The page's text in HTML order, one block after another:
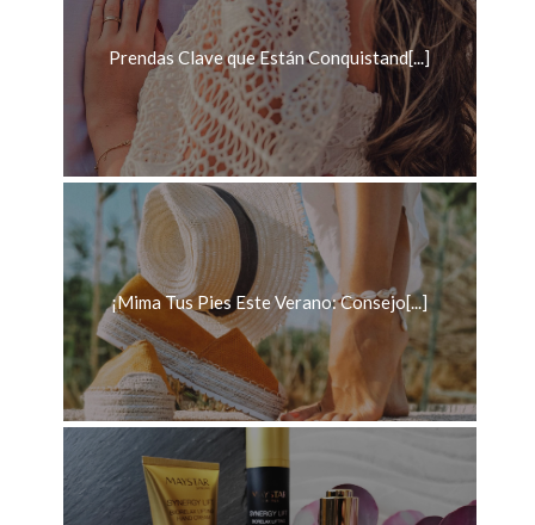
Prendas Clave que Están Conquistand[...]
¡Mima Tus Pies Este Verano: Consejo[...]